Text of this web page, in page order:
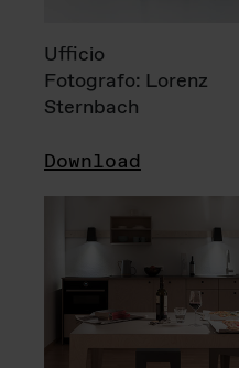
Ufficio
Fotografo: Lorenz
Sternbach
Download